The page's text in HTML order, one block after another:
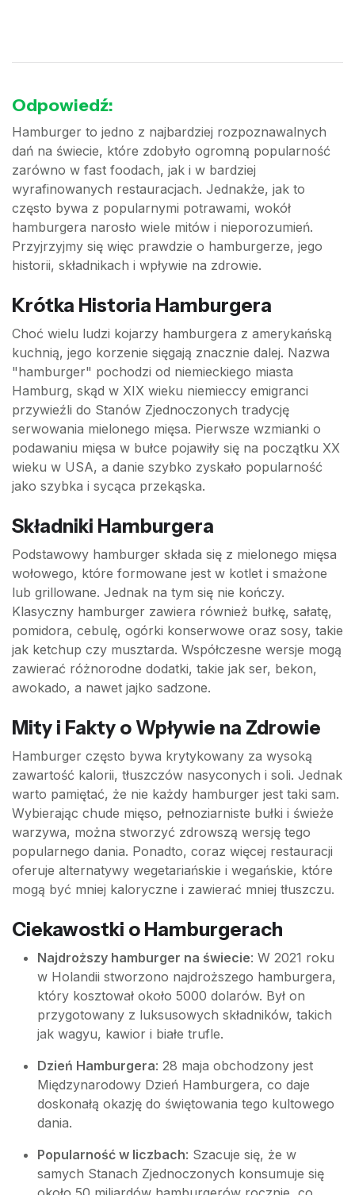
Odpowiedź:
Hamburger to jedno z najbardziej rozpoznawalnych
dań na świecie, które zdobyło ogromną popularność
zarówno w fast foodach, jak i w bardziej
wyrafinowanych restauracjach. Jednakże, jak to
często bywa z popularnymi potrawami, wokół
hamburgera narosło wiele mitów i nieporozumień.
Przyjrzyjmy się więc prawdzie o hamburgerze, jego
historii, składnikach i wpływie na zdrowie.
Krótka Historia Hamburgera
Choć wielu ludzi kojarzy hamburgera z amerykańską
kuchnią, jego korzenie sięgają znacznie dalej. Nazwa
"hamburger" pochodzi od niemieckiego miasta
Hamburg, skąd w XIX wieku niemieccy emigranci
przywieźli do Stanów Zjednoczonych tradycję
serwowania mielonego mięsa. Pierwsze wzmianki o
podawaniu mięsa w bułce pojawiły się na początku XX
wieku w USA, a danie szybko zyskało popularność
jako szybka i sycąca przekąska.
Składniki Hamburgera
Podstawowy hamburger składa się z mielonego mięsa
wołowego, które formowane jest w kotlet i smażone
lub grillowane. Jednak na tym się nie kończy.
Klasyczny hamburger zawiera również bułkę, sałatę,
pomidora, cebulę, ogórki konserwowe oraz sosy, takie
jak ketchup czy musztarda. Współczesne wersje mogą
zawierać różnorodne dodatki, takie jak ser, bekon,
awokado, a nawet jajko sadzone.
Mity i Fakty o Wpływie na Zdrowie
Hamburger często bywa krytykowany za wysoką
zawartość kalorii, tłuszczów nasyconych i soli. Jednak
warto pamiętać, że nie każdy hamburger jest taki sam.
Wybierając chude mięso, pełnoziarniste bułki i świeże
warzywa, można stworzyć zdrowszą wersję tego
popularnego dania. Ponadto, coraz więcej restauracji
oferuje alternatywy wegetariańskie i wegańskie, które
mogą być mniej kaloryczne i zawierać mniej tłuszczu.
Ciekawostki o Hamburgerach
Najdroższy hamburger na świecie: W 2021 roku
w Holandii stworzono najdroższego hamburgera,
który kosztował około 5000 dolarów. Był on
przygotowany z luksusowych składników, takich
jak wagyu, kawior i białe trufle.
Dzień Hamburgera: 28 maja obchodzony jest
Międzynarodowy Dzień Hamburgera, co daje
doskonałą okazję do świętowania tego kultowego
dania.
Popularność w liczbach: Szacuje się, że w
samych Stanach Zjednoczonych konsumuje się